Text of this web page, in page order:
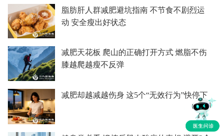
脂肪肝人群减肥避坑指南 不节食不剧烈运
动 安全瘦出好状态
减肥天花板 爬山的正确打开方式 燃脂不伤
膝越爬越瘦不反弹
减肥却越减越伤身 这5个“无效行为”快停下